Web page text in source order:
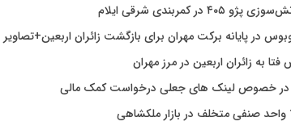
در خصوص لینک های جعلی درخواست کمک مالی